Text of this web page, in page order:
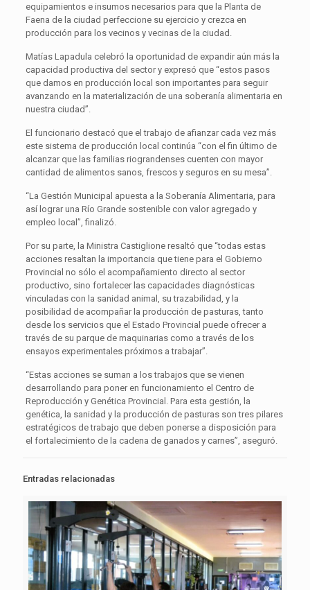
equipamientos e insumos necesarios para que la Planta de
Faena de la ciudad perfeccione su ejercicio y crezca en
producción para los vecinos y vecinas de la ciudad.
Matías Lapadula celebró la oportunidad de expandir aún más la
capacidad productiva del sector y expresó que “estos pasos
que damos en producción local son importantes para seguir
avanzando en la materialización de una soberanía alimentaria en
nuestra ciudad”.
El funcionario destacó que el trabajo de afianzar cada vez más
este sistema de producción local continúa “con el fin último de
alcanzar que las familias riograndenses cuenten con mayor
cantidad de alimentos sanos, frescos y seguros en su mesa”.
“La Gestión Municipal apuesta a la Soberanía Alimentaria, para
así lograr una Río Grande sostenible con valor agregado y
empleo local”, finalizó.
Por su parte, la Ministra Castiglione resaltó que “todas estas
acciones resaltan la importancia que tiene para el Gobierno
Provincial no sólo el acompañamiento directo al sector
productivo, sino fortalecer las capacidades diagnósticas
vinculadas con la sanidad animal, su trazabilidad, y la
posibilidad de acompañar la producción de pasturas, tanto
desde los servicios que el Estado Provincial puede ofrecer a
través de su parque de maquinarias como a través de los
ensayos experimentales próximos a trabajar”.
“Estas acciones se suman a los trabajos que se vienen
desarrollando para poner en funcionamiento el Centro de
Reproducción y Genética Provincial. Para esta gestión, la
genética, la sanidad y la producción de pasturas son tres pilares
estratégicos de trabajo que deben ponerse a disposición para
el fortalecimiento de la cadena de ganados y carnes”, aseguró.
Entradas relacionadas